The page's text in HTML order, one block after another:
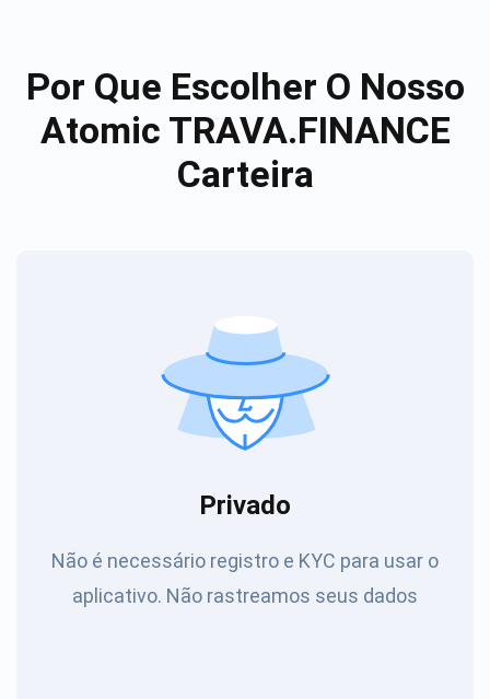
Por Que Escolher O Nosso
Atomic TRAVA.FINANCE
Carteira
Privado
Não é necessário registro e KYC para usar o
aplicativo. Não rastreamos seus dados